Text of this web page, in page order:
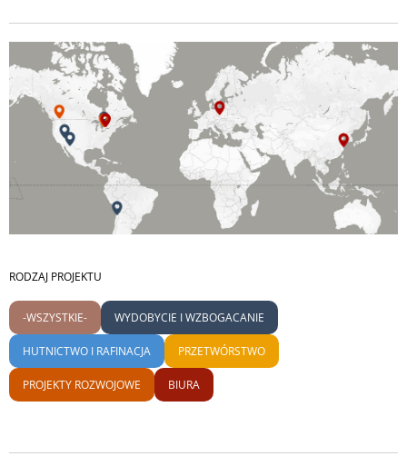
RODZAJ PROJEKTU
-WSZYSTKIE- WYDOBYCIE I WZBOGACANIE
HUTNICTWO I RAFINACJA PRZETWÓRSTWO
PROJEKTY ROZWOJOWE BIURA